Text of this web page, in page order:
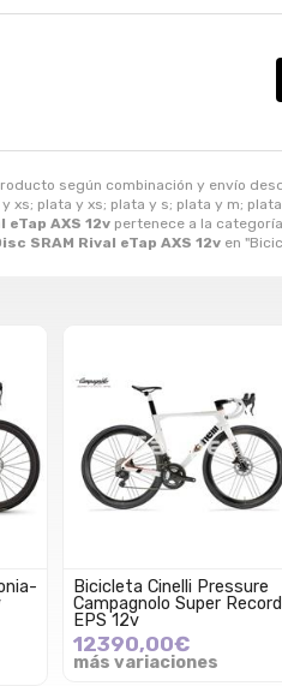
según combinación y envío
xs; plata y xs; plata y s; plata y m;
AXS 12v pertenece a la categoría
SRAM Rival eTap AXS 12v en
Bicicleta Cinelli Pressure
Campagnolo Super Record
EPS 12v
12390,00€
más variaciones